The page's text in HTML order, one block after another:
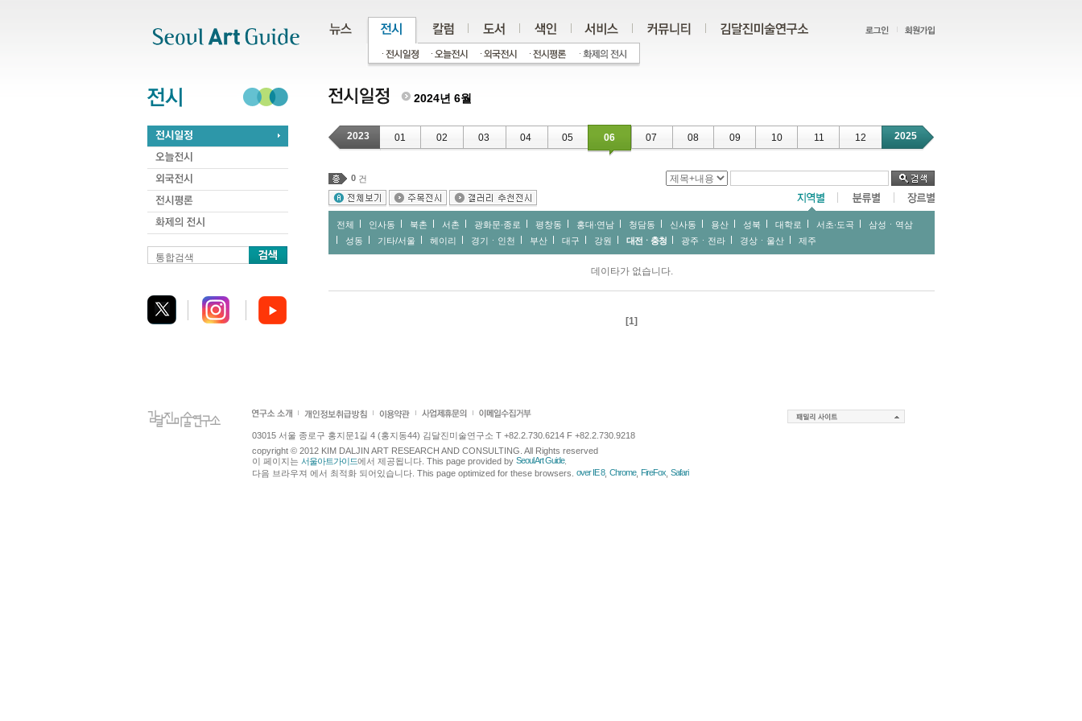
통합검색
2024년 6월
2023 01 02 03 04 05 06 07 08 09 10 11 12 2025
0 건
전체 인사동 북촌 서촌 광화문∙종로 평창동 홍대∙연남 청담동 신사동 용산 성북 대학로 서초∙도곡
삼성ㆍ역삼
성동
기타/서울 헤이리 경기ㆍ인천 부산 대구 강원 대전ㆍ충청 광주ㆍ전라 경상ㆍ울산 제주
데이타가 없습니다.
[1]
03015 서울 종로구 홍지문1길 4 (홍지동44) 김달진미술연구소 T +82.2.730.6214 F +82.2.730.9218
copyright © 2012 KIM DALJIN ART RESEARCH AND CONSULTING. All Rights reserved
이 페이지는 서울아트가이드에서 제공됩니다. This page provided by Seoul Art Guide.
다음 브라우져 에서 최적화 되어있습니다. This page optimized for these browsers. over IE 8, Chrome, FireFox Safari